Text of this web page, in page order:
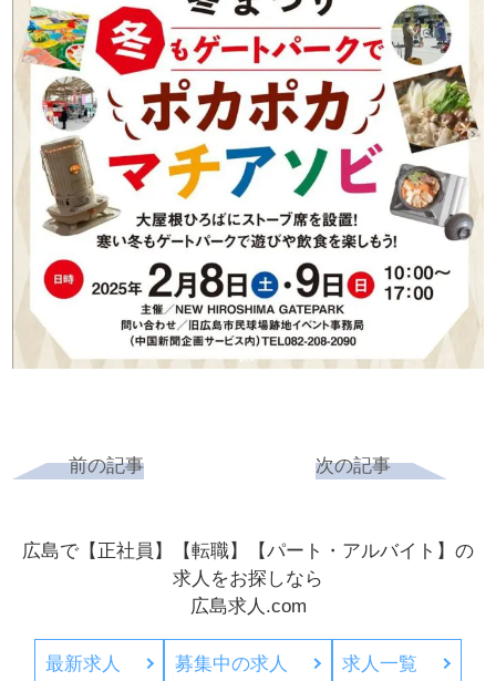
前の記事 次の記事
広島で【正社員】【転職】【パート・アルバイト】の
求人をお探しなら
広島求人.com
最新求人 募集中の求人 求人一覧